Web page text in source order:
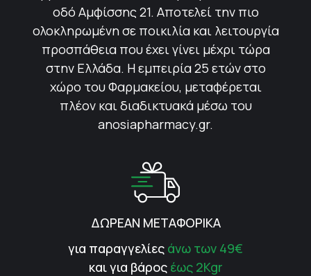
οδό Αμφίσσης 21. Αποτελεί την πιο
ολοκληρωμένη σε ποικιλία και λειτουργία
προσπάθεια που έχει γίνει μέχρι τώρα
στην Ελλάδα. Η εμπειρία 25 ετών στο
χώρο του Φαρμακείου, μεταφέρεται
πλέον και διαδικτυακά μέσω του
anosiapharmacy.gr.
ΔΩΡΕΑΝ ΜΕΤΑΦΟΡΙΚΑ
για παραγγελίες άνω των 49€
και για βάρος έως 2Kgr